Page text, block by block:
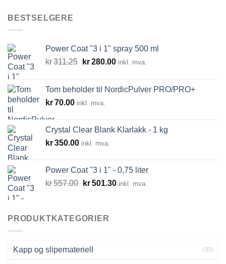
BESTSELGERE
Power Coat "3 i 1" spray 500 ml
kr311.25 Opprinnelig
kr311.25.
kr280.00Nåværende
kr280.00.
inkl. mva.
Tom beholder til NordicPulver PRO/PRO+
kr70.00 inkl. mva.
Crystal Clear Blank Klarlakk - 1 kg
kr350.00 inkl. mva.
Power Coat "3 i 1" - 0,75 liter
kr557.00 Opprinnelig
kr557.00.
kr501.30Nåværende
inkl. mva.
PRODUKTKATEGORIER
Kapp og slipemateriell (37)